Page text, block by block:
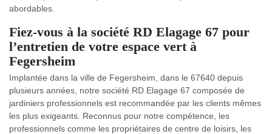
abordables.
Fiez-vous à la société RD Elagage 67 pour
l’entretien de votre espace vert à
Fegersheim
Implantée dans la ville de Fegersheim, dans le 67640 depuis
plusieurs années, notre société RD Elagage 67 composée de
jardiniers professionnels est recommandée par les clients mêmes
les plus exigeants. Reconnus pour notre compétence, les
professionnels comme les propriétaires de centre de loisirs, les